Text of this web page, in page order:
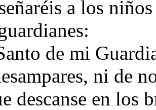
a los
de mi
ni de
descanse en los